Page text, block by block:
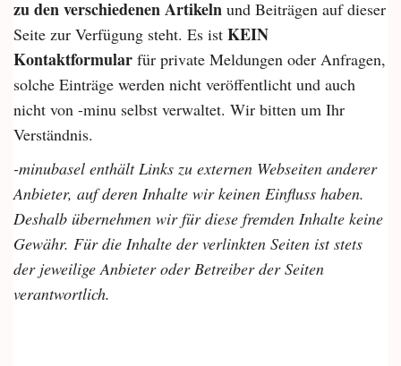
zu den verschiedenen Artikeln und Beiträgen auf dieser
Seite zur Verfügung steht. Es ist KEIN
Kontaktformular für private Meldungen oder Anfragen,
solche Einträge werden nicht veröffentlicht und auch
nicht von -minu selbst verwaltet. Wir bitten um Ihr
Verständnis.
-minubasel enthält Links zu externen Webseiten anderer
Anbieter, auf deren Inhalte wir keinen Einfluss haben.
Deshalb übernehmen wir für diese fremden Inhalte keine
Gewähr. Für die Inhalte der verlinkten Seiten ist stets
der jeweilige Anbieter oder Betreiber der Seiten
verantwortlich.